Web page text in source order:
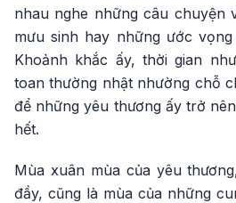
nhau nghe những câu chuyện
mưu sinh hay những ước
Khoảnh khắc ấy, thời gian
toan thường nhật nhường chỗ
để những yêu thương ấy trở
hết.
Mùa xuân mùa của yêu
đầy, cũng là mùa của những